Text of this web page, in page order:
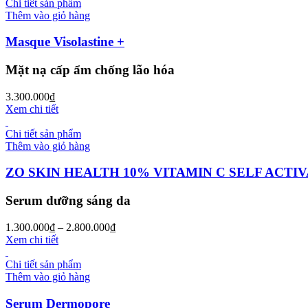
Chi tiết sản phẩm
Thêm vào giỏ hàng
Masque Visolastine +
Mặt nạ cấp ẩm chống lão hóa
3.300.000₫
Xem chi tiết
Chi tiết sản phẩm
Thêm vào giỏ hàng
ZO SKIN HEALTH 10% VITAMIN C SELF
Serum dưỡng sáng da
1.300.000₫ – 2.800.000₫
Xem chi tiết
Chi tiết sản phẩm
Thêm vào giỏ hàng
Serum Dermopore